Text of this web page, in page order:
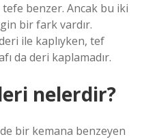
benzer. Ancak bu iki
bir fark vardır.
ile kaplıyken, tef
da deri kaplamadır.
nelerdir?
bir kemana benzeyen